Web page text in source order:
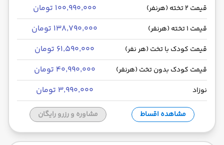
قیمت 2 تخته (هرنفر) ۱۰۰٬۹۹۰٬۰۰۰ تومان
قیمت 1 تخته (هرنفر) ۱۳۸٬۷۹۰٬۰۰۰ تومان
قیمت کودک با تخت (هر نفر) ۶۱٬۵۹۰٬۰۰۰ تومان
قیمت کودک بدون تخت (هرنفر) ۴۰٬۹۹۰٬۰۰۰ تومان
نوزاد ۳٬۹۹۰٬۰۰۰ تومان
مشاهده اقساط مشاوره و رزرو رایگان